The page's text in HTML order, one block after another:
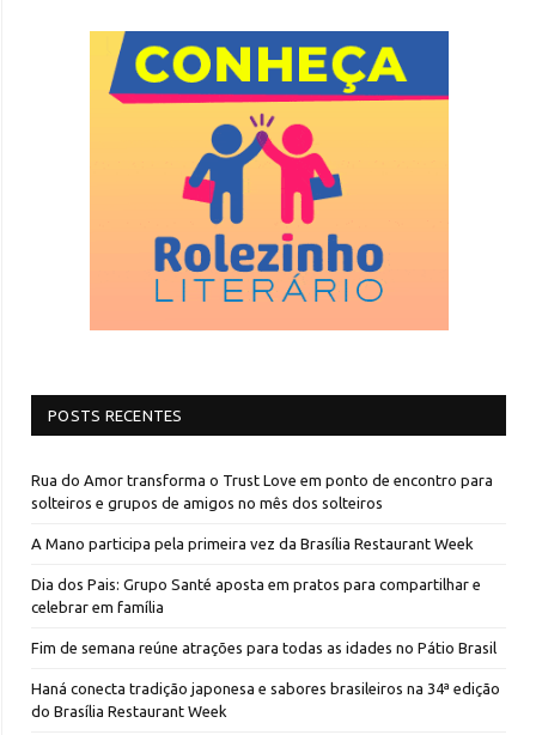
POSTS RECENTES
Rua do Amor transforma o Trust Love em ponto de encontro para
solteiros e grupos de amigos no mês dos solteiros
A Mano participa pela primeira vez da Brasília Restaurant Week
Dia dos Pais: Grupo Santé aposta em pratos para compartilhar e
celebrar em família
Fim de semana reúne atrações para todas as idades no Pátio Brasil
Haná conecta tradição japonesa e sabores brasileiros na 34ª edição
do Brasília Restaurant Week